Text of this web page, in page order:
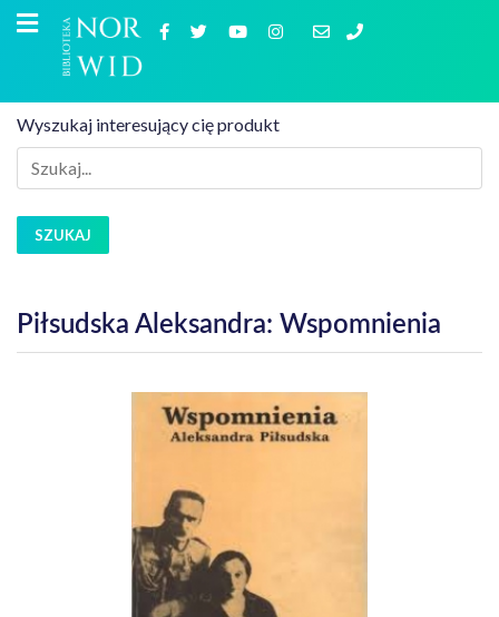
Wyszukaj interesujący cię produkt
SZUKAJ
Piłsudska Aleksandra: Wspomnienia